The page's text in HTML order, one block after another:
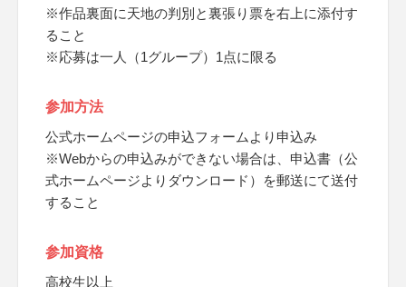
※作品裏面に天地の判別と裏張り票を右上に添付す
ること
※応募は一人（1グループ）1点に限る
参加方法
公式ホームページの申込フォームより申込み
※Webからの申込みができない場合は、申込書（公
式ホームページよりダウンロード）を郵送にて送付
すること
参加資格
高校生以上